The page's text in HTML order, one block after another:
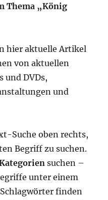
Thema „König
hier aktuelle Artikel
von aktuellen
und DVDs,
und
Suche oben rechts,
Begriff zu suchen.
suchen –
unter einem
finden